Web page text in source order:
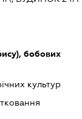
бобових
культур